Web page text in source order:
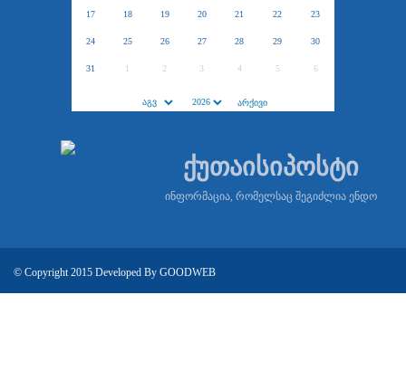
17 18 19 20 21 22 23
24 25 26 27 28 29 30
31 1 2 3 4 5 6
ქუთაისიპოსტი
ინფორმაცია, რომელსაც შეგიძლია ენდო
© Copyright 2015 Developed By GOODWEB